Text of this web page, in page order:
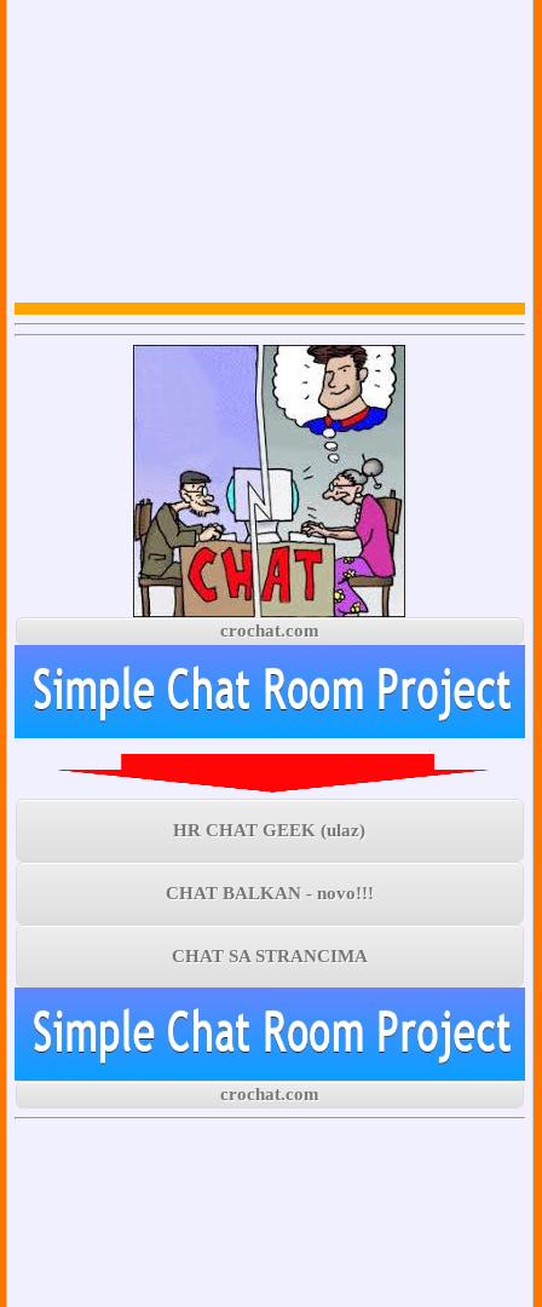
crochat.com
HR CHAT GEEK (ulaz)
CHAT BALKAN - novo!!!
CHAT SA STRANCIMA
crochat.com